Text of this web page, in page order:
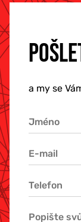
a my se